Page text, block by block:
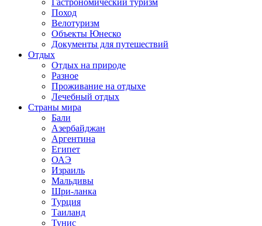
Гастрономический туризм
Поход
Велотуризм
Объекты Юнеско
Документы для путешествий
Отдых
Отдых на природе
Разное
Проживание на отдыхе
Лечебный отдых
Страны мира
Бали
Азербайджан
Аргентина
Египет
ОАЭ
Израиль
Мальдивы
Шри-ланка
Турция
Таиланд
Тунис